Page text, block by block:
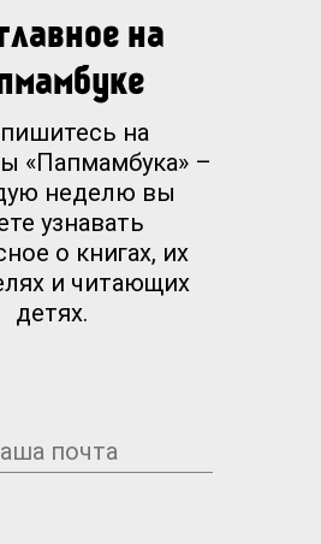
на
на
«Папмамбука» –
неделю вы
узнавать
о книгах, их
и читающих
детях.